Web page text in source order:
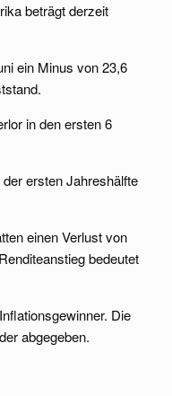
beträgt derzeit
ein Minus von 23,6
in den ersten 6
ersten Jahreshälfte
einen Verlust von
bedeutet
Die
abgegeben.